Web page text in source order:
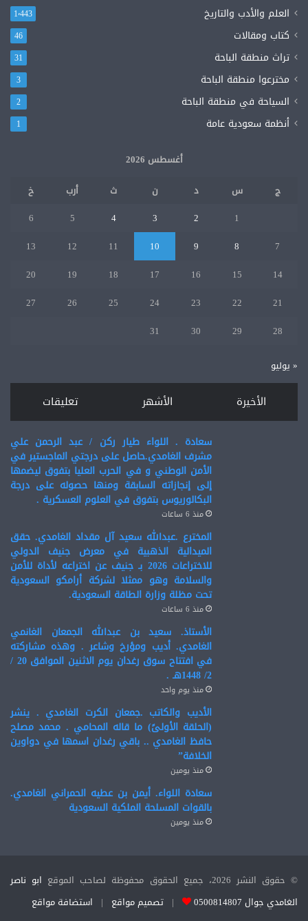
العلم والأدب والتاريخ 1٬443
كتاب ومقالات 46
تراث منطقة الباحة 31
مخترعوا منطقة الباحة 3
السياحة في منطقة الباحة 2
أنظمة سعودية عامة 1
أغسطس 2026
ج
س د ن ث أرب
خ
1
2
3
4
5
6
7
8
9
10
11
12
13
14
15
16
17
18
19
20
21
22
23
24
25
26
27
28
29
30
31
« يوليو
الأخيرة الأشهر تعليقات
سعادة . اللواء طيار ركن / عبد الرحمن علي
مشرف الغامدي.حاصل على درجتي الماجستير في
الأمن الوطني و في الحرب العليا بتفوق ليضمها
إلى إنجازاته السابقة ومنها حصوله على درجة
البكالوريوس بتفوق في العلوم العسكرية .
منذ 6 ساعات
المخترع .عبدالله سعيد آل مقداد الغامدي. حقق
الميدالية الذهبية في معرض جنيف الدولي
للاختراعات 2026 بـ جنيف عن اختراعه لأداة للأمن
والسلامة وهو ممثلا لشركة أرامكو السعودية
تحت مظلة وزارة الطاقة السعودية.
منذ 6 ساعات
الأستاذ. سعيد بن عبدالله الجمعان الغانمي
الغامدي. أديب ومؤرخ وشاعر . وهذه مشاركته
في افتتاح سوق رغدان يوم الاثنين الموافق 20 /
2/ 1448هـ .
منذ يوم واحد
الأديب والكاتب .جمعان الكرت الغامدي . ينشر
(الحلقة الأولىً) ما قاله المحامي . محمد مصلح
حافظ الغامدي .. باقي رغدان اسمها في دواوين
الخلافة”
منذ يومين
سعادة اللواء. أيمن بن عطيه الحمراني الغامدي.
بالقوات المسلحة الملكية السعودية
منذ يومين
© حقوق النشر 2026، جميع الحقوق محفوظة لصاحب الموقع
ابو ناصر
الغامدي جوال 0500814807
| تصميم مواقع | استضافة مواقع